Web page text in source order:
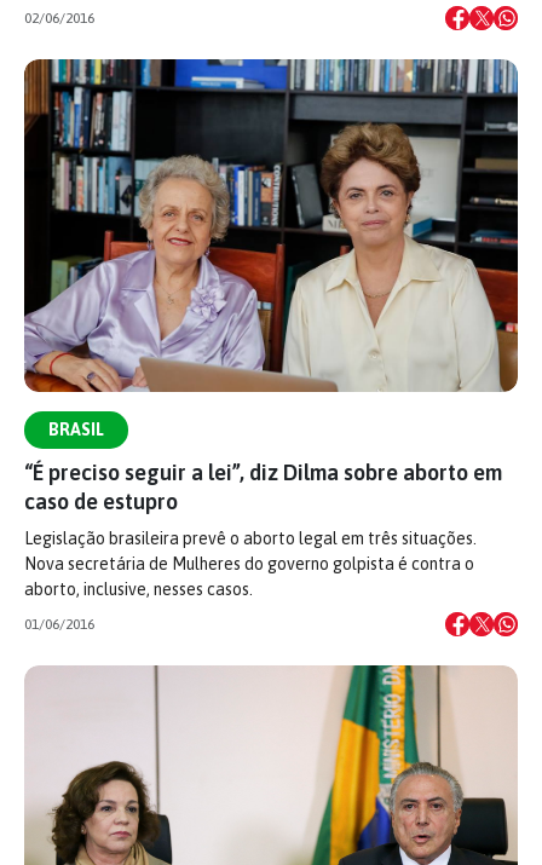
02/06/2016
BRASIL
“É preciso seguir a lei”, diz Dilma sobre aborto em
caso de estupro
Legislação brasileira prevê o aborto legal em três situações.
Nova secretária de Mulheres do governo golpista é contra o
aborto, inclusive, nesses casos.
01/06/2016